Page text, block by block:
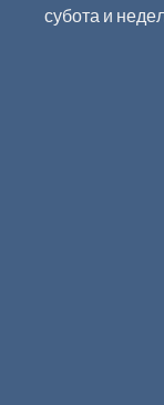
субота и